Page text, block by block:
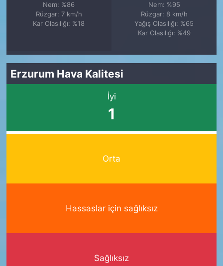
Nem: %86
Rüzgar: 7 km/h
Kar Olasılığı: %18
Nem: %95
Rüzgar: 8 km/h
Yağış Olasılığı: %65
Kar Olasılığı: %49
Erzurum Hava Kalitesi
İyi
1
Orta
Hassaslar için sağlıksız
Sağlıksız